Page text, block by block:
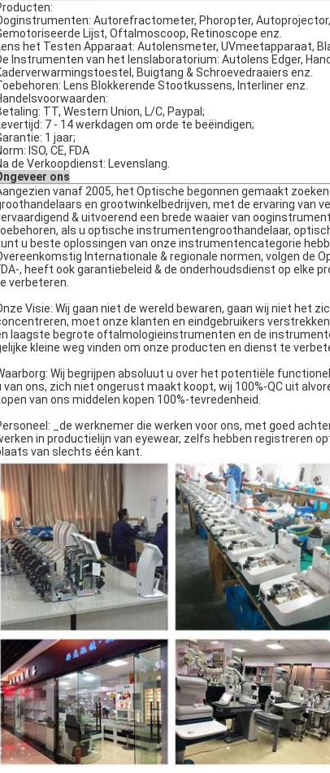
Autorefractometer, Phoropter, Autoprojector,
Lijst, Oftalmoscoop, Retinoscope enz.
het Testen Apparaat: Autolensmeter, UVmeetapparaat,
Instrumenten van het lenslaboratorium: Autolens Edger,
Buigtang & Schroevedraaiers enz.
Lens Blokkerende Stootkussens, Interliner enz.
TT, Western Union, L/C, Paypal;
7 - 14 werkdagen om orde te beëindigen;
1 jaar;
ISO, CE, FDA
de Verkoopdienst: Levenslang.
ons
vanaf 2005, het Optische begonnen gemaakt
en grootwinkelbedrijven, met de ervaring van
& uitvoerend een brede waaier van
als u optische instrumentengroothandelaar,
u beste oplossingen van onze instrumentencategorie
Internationale & regionale normen, volgen de
, heeft ook garantiebeleid & de onderhoudsdienst op elke
verbeteren.
Visie: Wij gaan niet de wereld bewaren, gaan wij niet het
moet onze klanten en eindgebruikers
laagste begrote oftalmologieinstrumenten en de
kleine weg vinden om onze producten en dienst te
Wij begrijpen absoluut u over het potentiële
van ons, zich niet ongerust maakt koopt, wij 100%-QC uit
van ons middelen kopen 100%-tevredenheid.
_de werknemer die werken voor ons, met goed
in productielijn van eyewear, zelfs hebben registreren
van slechts één kant.